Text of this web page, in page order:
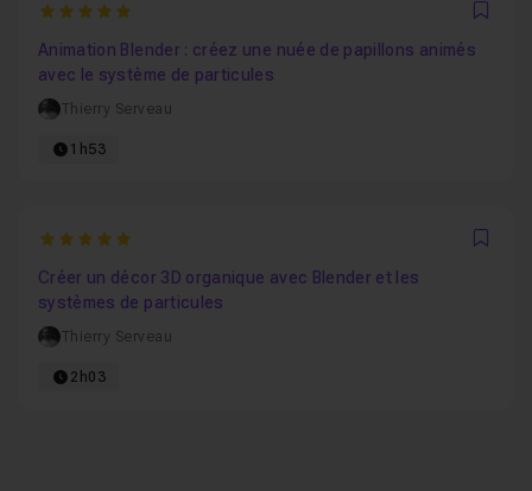
5
Animation Blender : créez une nuée de papillons animés
avec le système de particules
Thierry Serveau
1h53
5
Créer un décor 3D organique avec Blender et les
systèmes de particules
Thierry Serveau
2h03